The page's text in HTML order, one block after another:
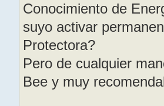
Conocimiento de
suyo activar
Protectora?
Pero de cualquier
Bee y muy